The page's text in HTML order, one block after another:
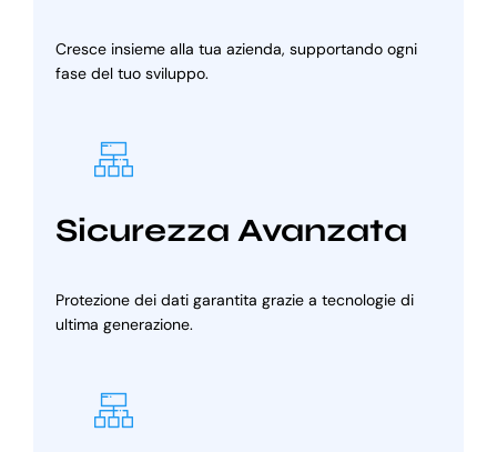
Cresce insieme alla tua azienda, supportando ogni
fase del tuo sviluppo.
Sicurezza Avanzata
Protezione dei dati garantita grazie a tecnologie di
ultima generazione.